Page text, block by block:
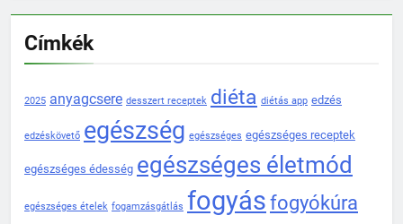
Címkék
2025 anyagcsere desszert receptek diéta diétás app edzés
edzéskövető egészség egészséges egészséges receptek
egészséges édesség egészséges életmód
egészséges ételek fogamzásgátlás fogyás fogyókúra